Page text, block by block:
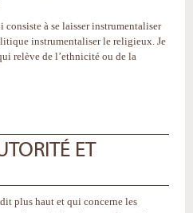
à se laisser instrumentaliser
instrumentaliser le religieux. Je
relève de l’ethnicité ou de la
ET
plus haut et qui concerne les